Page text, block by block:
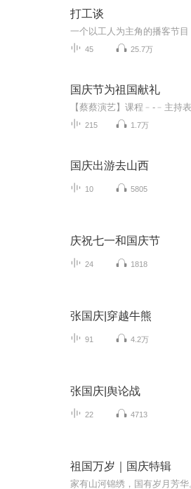
打工谈
一个以工人为主角的播客节目
45 25.7万
国庆节为祖国献礼
215 1.7万
国庆出游去山西
10 5805
庆祝七一和国庆节
24 1818
张国庆|穿越牛熊
91 4.2万
张国庆|舆论战
22 4713
祖国万岁｜国庆特辑